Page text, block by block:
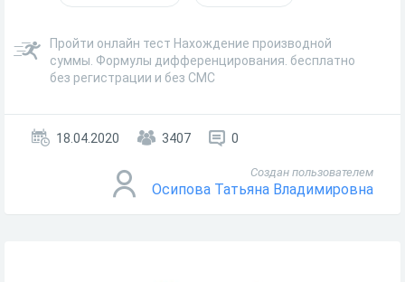
Пройти онлайн тест Нахождение производной
суммы. Формулы дифференцирования. бесплатно
без регистрации и без СМС
18.04.2020 3407 0
Создан пользователем
Осипова Татьяна Владимировна